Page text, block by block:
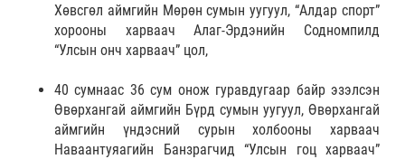
Хөвсгөл аймгийн Мөрөн сумын уугуул, “Алдар спорт”
хорооны харваач Алаг-Эрдэнийн Содномпилд
“Улсын онч харваач” цол,
40 сумнаас 36 сум онож гуравдугаар байр эзэлсэн
Өвөрхангай аймгийн Бүрд сумын уугуул, Өвөрхангай
аймгийн үндэсний сурын холбооны харваач
Наваантуяагийн Банзрагчид “Улсын гоц харваач”